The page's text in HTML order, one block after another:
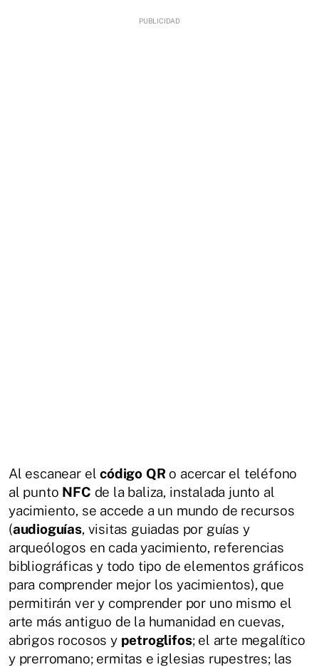
Al escanear elcódigo QR o acercar el teléfono
al punto NFC de la baliza, instalada junto al
yacimiento, se accede a un mundo de recursos
(audioguías, visitas guiadas por guías y
arqueólogos en cada yacimiento, referencias
bibliográficas y todo tipo de elementos gráficos
para comprender mejor los yacimientos), que
permitirán ver y comprender por uno mismo el
arte más antiguo de la humanidad en cuevas,
abrigos rocosos y petroglifos; el arte megalítico
y prerromano; ermitas e iglesias rupestres; las